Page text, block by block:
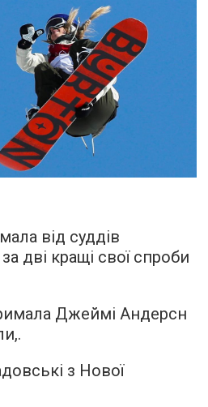
від суддів
дві кращі свої спроби
Джеймі Андерсн
з Нової